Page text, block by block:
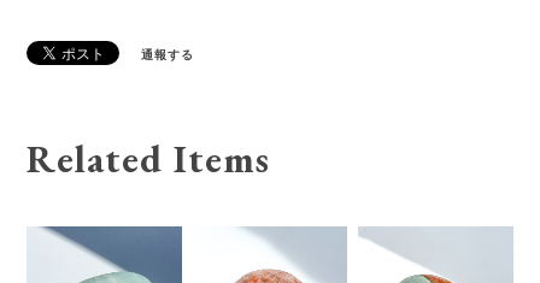
通報する
Related Items